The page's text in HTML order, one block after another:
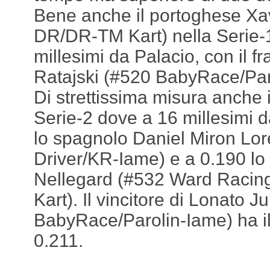
Bene anche il portoghese
DR/DR-TM Kart) nella
millesimi da Palacio, con il
Ratajski (#520 BabyRace/
Di strettissima misura anche
Serie-2 dove a 16 millesimi
lo spagnolo Daniel Miron
Driver/KR-Iame) e a 0.190
Nellegard (#532 Ward
Kart). Il vincitore di Lonato
BabyRace/Parolin-Iame) ha
0.211.